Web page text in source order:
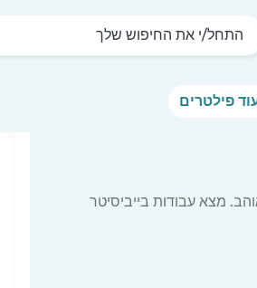
התחל/י את החיפוש שלך
מצא עבודות בייביסיטר